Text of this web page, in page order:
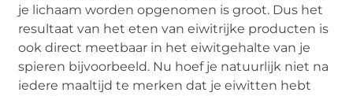
je lichaam worden opgenomen is groot. Dus het
resultaat van het eten van eiwitrijke producten is
ook direct meetbaar in het eiwitgehalte van je
spieren bijvoorbeeld. Nu hoef je natuurlijk niet na
iedere maaltijd te merken dat je eiwitten hebt